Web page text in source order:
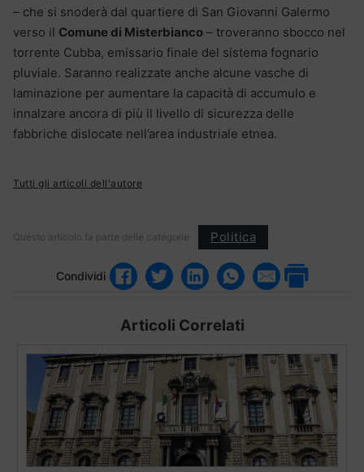
– che si snoderà dal quartiere di San Giovanni Galermo
verso il Comune di Misterbianco – troveranno sbocco nel
torrente Cubba, emissario finale del sistema fognario
pluviale. Saranno realizzate anche alcune vasche di
laminazione per aumentare la capacità di accumulo e
innalzare ancora di più il livello di sicurezza delle
fabbriche dislocate nell’area industriale etnea.
Tutti gli articoli dell'autore
Questo articolo fa parte delle categorie: Politica
Condividi
Articoli Correlati